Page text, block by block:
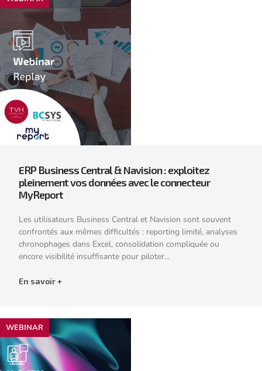
ERP Business Central & Navision : exploitez
pleinement vos données avec le connecteur
MyReport
Les utilisateurs Business Central et Navision sont souvent
confrontés aux mêmes difficultés : reporting limité, analyses
chronophages dans Excel, consolidation compliquée ou
encore visibilité insuffisante pour piloter...
En savoir +
WEBINAR